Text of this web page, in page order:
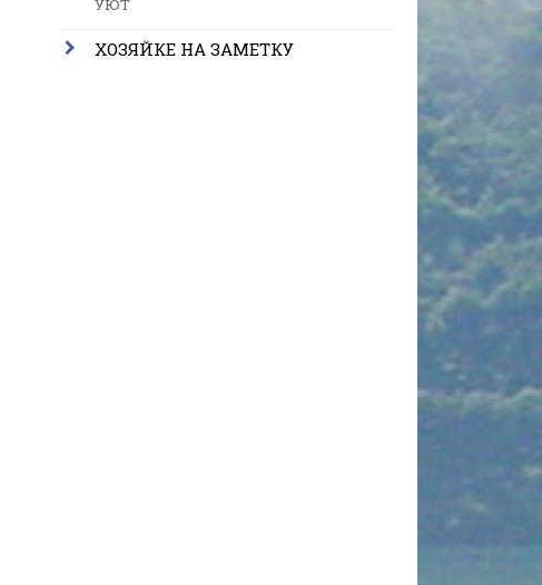
УЮТ
ХОЗЯЙКЕ НА ЗАМЕТКУ